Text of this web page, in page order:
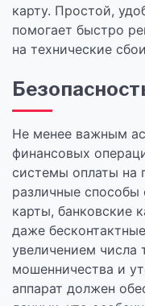
карту. Простой,
помогает быстро
на технические
Не менее важным
финансовых
системы оплаты на
различные
карты, банковские
даже
увеличением числа
мошенничества и
аппарат должен